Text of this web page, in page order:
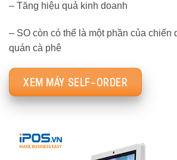
– Tăng hiệu quả kinh doanh
– SO còn có thể là một phần của chiến
quán cà phê
XEM MÁY SELF-ORDER